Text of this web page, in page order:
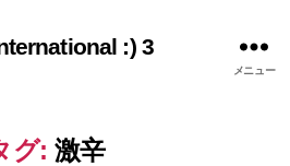
:) 3
メニュー
グ: 激辛